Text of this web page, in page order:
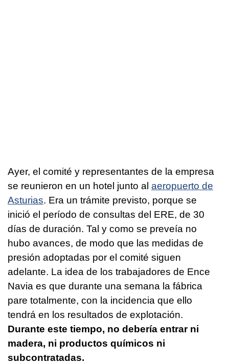
Ayer, el comité y representantes de la empresa
se reunieron en un hotel junto al aeropuerto de
Asturias. Era un trámite previsto, porque se
inició el período de consultas del ERE, de 30
días de duración. Tal y como se preveía no
hubo avances, de modo que las medidas de
presión adoptadas por el comité siguen
adelante. La idea de los trabajadores de Ence
Navia es que durante una semana la fábrica
pare totalmente, con la incidencia que ello
tendrá en los resultados de explotación.
Durante este tiempo, no debería entrar ni
madera, ni productos químicos ni
subcontratadas.